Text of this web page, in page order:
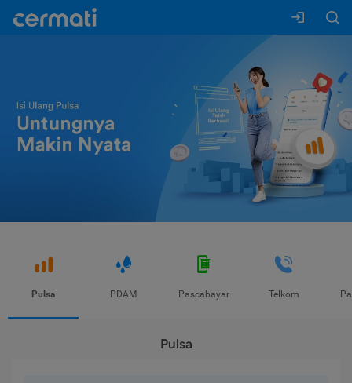
Pulsa PDAM Pascabayar Telkom
Pulsa